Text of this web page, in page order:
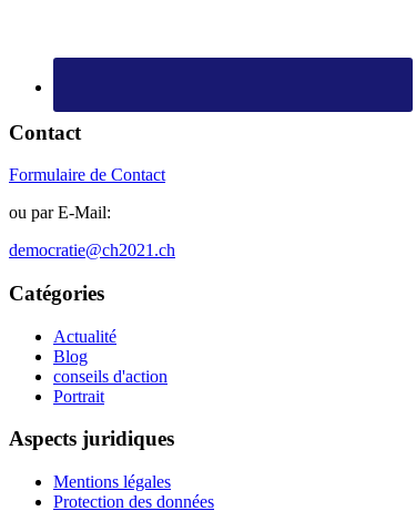
Contact
Formulaire de Contact
ou par E-Mail:
democratie@ch2021.ch
Catégories
Actualité
Blog
conseils d'action
Portrait
Aspects juridiques
Mentions légales
Protection des données